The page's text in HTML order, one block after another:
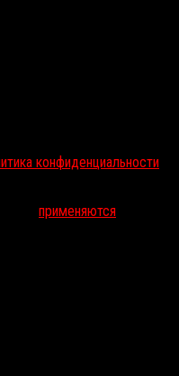
конфиденциальности
применяются